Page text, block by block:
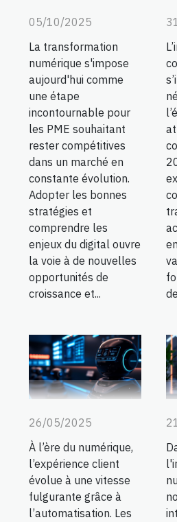
05/10/2025
La transformation
numérique s'impose
aujourd'hui comme
une étape
incontournable pour
les PME souhaitant
rester compétitives
dans un marché en
constante évolution.
Adopter les bonnes
stratégies et
comprendre les
enjeux du digital ouvre
la voie à de nouvelles
opportunités de
croissance et...
26/05/2025
À l’ère du numérique,
l’expérience client
évolue à une vitesse
fulgurante grâce à
l’automatisation. Les